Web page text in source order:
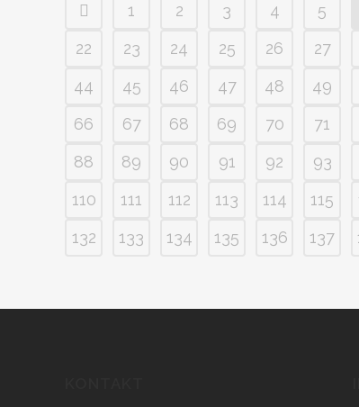
1 2 3 4 5
22
23 24 25 26 27
44
45 46 47 48 49
66
67 68 69 70 71
88
89 90 91 92 93
110
111 112 113 114 115
132
133 134 135 136 137